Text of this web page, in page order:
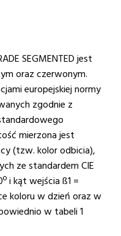
SEGMENTED jest
oraz czerwonym.
europejskiej normy
zgodnie z
mierzona jest
(tzw. kolor odbicia),
ze standardem CIE
i kąt wejścia ß1 =
koloru w dzień oraz w
w tabeli 1